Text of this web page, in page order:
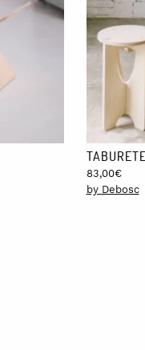
de madera con un
83,00€
by Debosc